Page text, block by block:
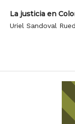
La justicia en
Uriel Sandoval